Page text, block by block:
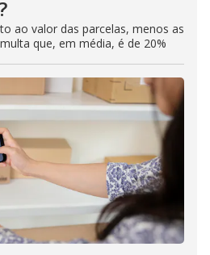
ao valor das parcelas, menos as
que, em média, é de 20%